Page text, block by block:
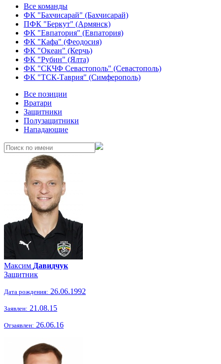
Все команды
ФК "Бахчисарай" (Бахчисарай)
ПФК "Беркут" (Армянск)
ФК "Евпатория" (Евпатория)
ФК "Кафа" (Феодосия)
ФК "Океан" (Керчь)
ФК "Рубин" (Ялта)
ФК "СКЧФ Севастополь" (Севастополь)
ФК "ТСК-Таврия" (Симферополь)
Все позиции
Вратари
Защитники
Полузащитники
Нападающие
Максим Давидчук
Защитник
Дата рождения: 26.06.1992
Заявлен: 21.08.15
Отзаявлен: 26.06.16